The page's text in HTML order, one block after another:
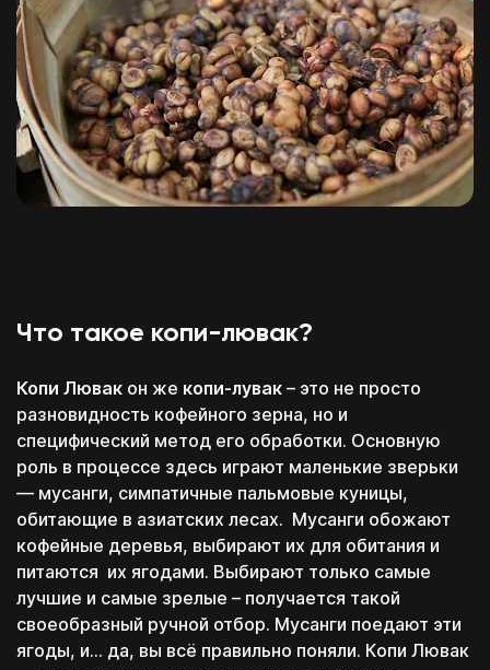
Что такое копи-лювак?
Копи Лювак он же копи-лувак – это не просто
разновидность кофейного зерна, но и
специфический метод его обработки. Основную
роль в процессе здесь играют маленькие зверьки
— мусанги, симпатичные пальмовые куницы,
обитающие в азиатских лесах. Мусанги обожают
кофейные деревья, выбирают их для обитания и
питаются их ягодами. Выбирают только самые
лучшие и самые зрелые – получается такой
своеобразный ручной отбор. Мусанги поедают эти
ягоды, и… да, вы всё правильно поняли. Копи Лювак